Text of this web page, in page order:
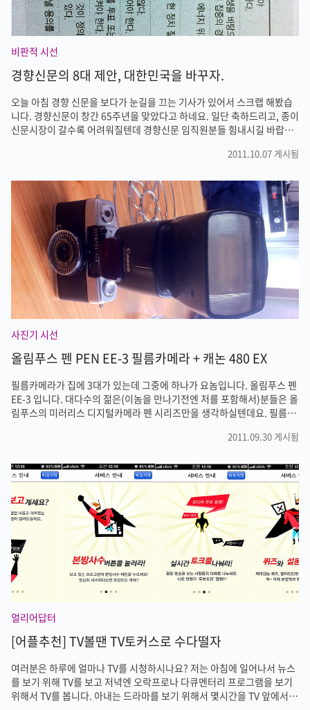
비판적 시선
경향신문의 8대 제안, 대한민국을 바꾸자.
오늘 아침 경향 신문을 보다가 눈길을 끄는 기사가 있어서 스크랩 해봤습
니다. 경향신문이 창간 65주년을 맞았다고 하네요. 일단 축하드리고, 종이
신문시장이 갈수록 어려워질텐데 경향신문 임직원분들 힘내시길 바랍니
한다고 합니다. 이를 소개해드리겠습니다. 1. 365일 24시간 과로하는 풍
그동안 성장만 외치면서 쉴새 없디 온 사회가 달려왔습니다. 무슨 일만 있
으면 기득권은 '아직 때가 아니다'라는 말만 하는데요. 이제 좀 쉬면서 일
자리 나누기도 하고 그런 사회로 발전했으면 좋겠네요. 2. 대기업은 시민
과 중소기업의 양보와 희생을 바탕으로 온갖 지원과 특혜를 독점해..
2011.10.07 게시됨
사진기 시선
올림푸스 펜 PEN EE-3 필름카메라 + 캐논 480 EX
필름카메라가 집에 3대가 있는데 그중에 하나가 요놈입니다. 올림푸스 펜
EE-3 입니다. 대다수의 젊은(이놈을 만나기전엔 저를 포함해서)분들은 올
림푸스의 미러리스 디지털카메라 펜 시리즈만을 생각하실텐데요. 필름카
이 있는데 필름 36방짜리 한통을 넣으면 무려 72장을 촬영할 수 있습니
이 있다면 한롤 현상하려면 한참을 기다려야 한다는 단점아닌 단점이 있
습니다. 요즘은 디지털카메라로 장수 걱정없이 마구 찍어대지만 필름 시
절엔 그러지 못했죠. 한장한장 정성들여 찍던 기억이 저도 있습니다. 요놈
은 조금만 어두워도 촬영이 힘듭니다. 셔터를 누르면 혀 같은 빨간 놈이 뷰
파인더..
2011.09.30 게시됨
얼리어답터
[어플추천] TV볼땐 TV토커스로 수다떨자
여러분은 하루에 얼마나 TV를 시청하시나요? 저는 아침에 일어나서 뉴스
를 보기 위해 TV를 보고 저녁엔 오락프로나 다큐멘터리 프로그램을 보기
위해서 TV를 봅니다. 아내는 드라마를 보기 위해서 몇시간을 TV 앞에서